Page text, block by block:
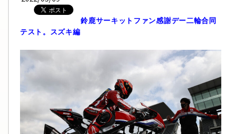
鈴鹿サーキットファン感謝デー二輪合同
テスト。スズキ編